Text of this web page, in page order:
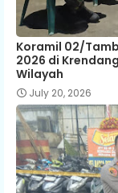
Koramil 02/
2026 di
Wilayah
July 20, 2026